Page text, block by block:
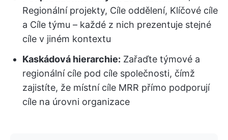
Regionální projekty, Cíle oddělení, Klíčové cíle
a Cíle týmu – každé z nich prezentuje stejné
cíle v jiném kontextu
Kaskádová hierarchie: Zařaďte týmové a
regionální cíle pod cíle společnosti, čímž
zajistíte, že místní cíle MRR přímo podporují
cíle na úrovni organizace